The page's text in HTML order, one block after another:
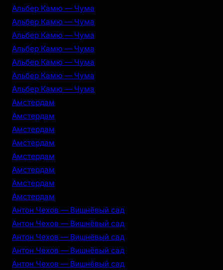
Альбер Камю — Чума
Альбер Камю — Чума
Альбер Камю — Чума
Альбер Камю — Чума
Альбер Камю — Чума
Альбер Камю — Чума
Альбер Камю — Чума
Амстердам
Амстердам
Амстердам
Амстердам
Амстердам
Амстердам
Амстердам
Амстердам
Антон Чехов — Вишнёвый сад
Антон Чехов — Вишнёвый сад
Антон Чехов — Вишнёвый сад
Антон Чехов — Вишнёвый сад
Антон Чехов — Вишнёвый сад